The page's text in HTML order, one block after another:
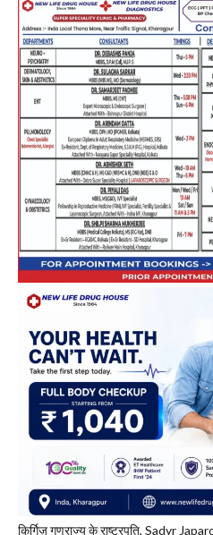
किर्गिज़ गणराज्य के राष्ट्रपति, Sadyr